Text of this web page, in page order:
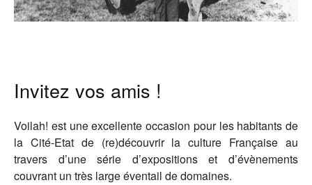
Invitez vos amis !
Voilah! est une excellente occasion pour les habitants de
la Cité-Etat de (re)découvrir la culture Française au
travers d’une série d’expositions et d’évènements
couvrant un très large éventail de domaines.